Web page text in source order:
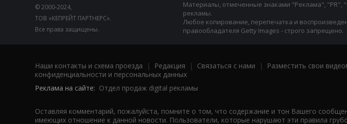
© 2000-2024,
ТОВ «КЕПРЕЙТ ПАРТНЕРС».
Все права защищены.
Материалы, отмеченные знаками "Реклама", "PR",
рекламы.
Любое копирование, перепечатка и
правообладателя Getty Images - строго запрещено.
Наши контакты и схема проезда | Редакция | Связаться с нами | Разместить свои
конфиденциальности и персональных данных
Реклама на сайте: Отдел продаж digital рекламы
Оставляя комментарий, пожалуйста, помните о том, что содержание и тон Вашего
имеющих отношение к данной новости. Пользователи, которые нарушают эти правила